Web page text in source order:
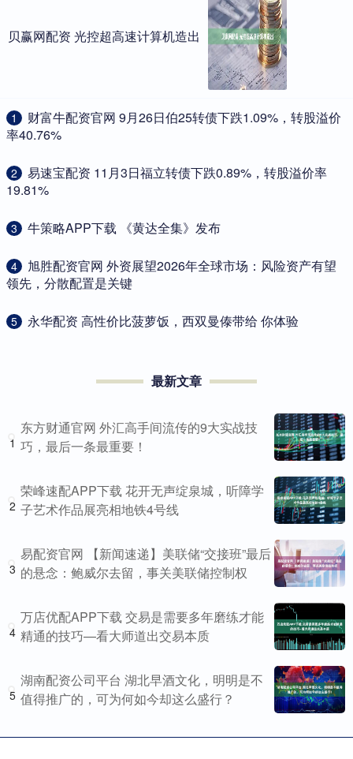
贝赢网配资 光控超高速计算机造出
1
​财富牛配资官网 9月26日伯25转债下跌1.09%，转股溢价
率40.76%
2
​易速宝配资 11月3日福立转债下跌0.89%，转股溢价率
19.81%
3 ​牛策略APP下载 《黄达全集》发布
4
​旭胜配资官网 外资展望2026年全球市场：风险资产有望
领先，分散配置是关键
5 ​永华配资 高性价比菠萝饭，西双曼傣带给 你体验
最新文章
1
东方财通官网 外汇高手间流传的9大实战技
巧，最后一条最重要！
2
荣峰速配APP下载 花开无声绽泉城，听障学
子艺术作品展亮相地铁4号线
3
易配资官网 【新闻速递】美联储“交接班”最后
的悬念：鲍威尔去留，事关美联储控制权
4
万店优配APP下载 交易是需要多年磨练才能
精通的技巧—看大师道出交易本质
5
湖南配资公司平台 湖北早酒文化，明明是不
值得推广的，可为何如今却这么盛行？